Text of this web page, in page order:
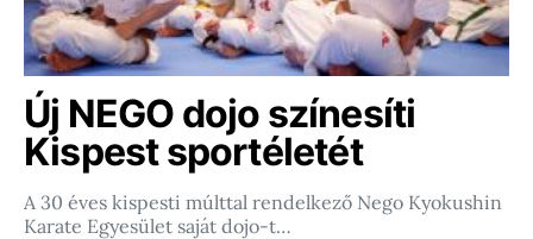
Új NEGO dojo színesíti
Kispest sportéletét
A 30 éves kispesti múlttal rendelkező Nego Kyokushin
Karate Egyesület saját dojo-t…